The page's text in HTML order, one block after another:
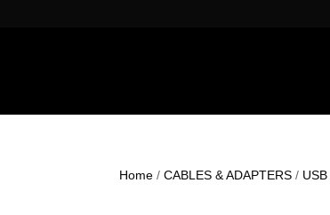
Home /CABLES & ADAPTERS / USB